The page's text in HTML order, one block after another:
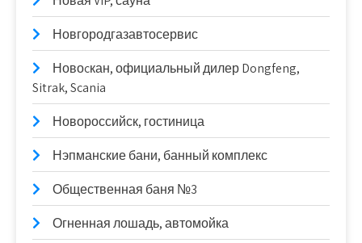
Новгородгазавтосервис
Новоcкан, официальный дилер Dongfeng,
Sitrak, Scania
Новороссийск, гостиница
Нэпманские бани, банный комплекс
Общественная баня №3
Огненная лошадь, автомойка